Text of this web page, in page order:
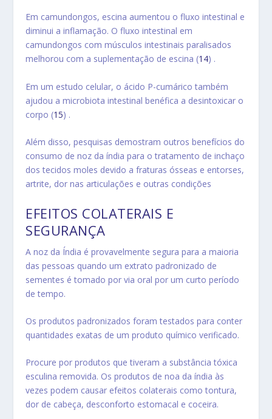
Em camundongos, escina aumentou o fluxo intestinal e
diminui a inflamação. O fluxo intestinal em
camundongos com músculos intestinais paralisados ​​
melhorou com a suplementação de escina (14) .
Em um estudo celular, o ácido P-cumárico também
ajudou a microbiota intestinal benéfica a desintoxicar o
corpo (15) .
Além disso, pesquisas demostram outros benefícios do
consumo de noz da índia para o tratamento de inchaço
dos tecidos moles devido a fraturas ósseas e entorses,
artrite, dor nas articulações e outras condições
EFEITOS COLATERAIS E
SEGURANÇA
A noz da Índia é provavelmente segura para a maioria
das pessoas quando um extrato padronizado de
sementes é tomado por via oral por um curto período
de tempo.
Os produtos padronizados foram testados para conter
quantidades exatas de um produto químico verificado.
Procure por produtos que tiveram a substância tóxica
esculina removida. Os produtos de noa da índia às
vezes podem causar efeitos colaterais como tontura,
dor de cabeça, desconforto estomacal e coceira.